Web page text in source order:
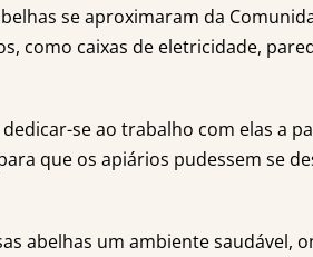
se aproximaram da
como caixas de eletricidade,
se ao trabalho com elas a
que os apiários pudessem se
abelhas um ambiente saudável,